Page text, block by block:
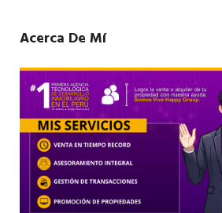
Acerca De Mí